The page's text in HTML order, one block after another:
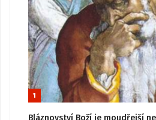
1
Bláznovství Boží je moudřejší